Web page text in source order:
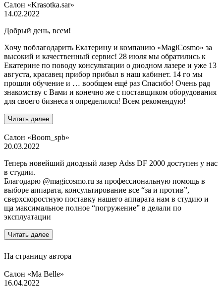
Салон «Krasotka.sar»
14.02.2022
Добрый день, всем!
Хочу поблагодарить Екатерину и компанию «MagiCosmo» за
высокий и качественный сервис! 28 июля мы обратились к
Екатерине по поводу консультации о диодном лазере и уже 13
августа, красавец прибор прибыл в наш кабинет. 14 го мы
прошли обучение и … вообщем ещё раз Спасибо! Очень рад
знакомству с Вами и конечно же с поставщиком оборудования
для своего бизнеса я определился! Всем рекомендую!
Читать далее
Салон «Boom_spb»
20.03.2022
Теперь новейший диодный лазер Adss DF 2000 доступен у нас
в студии.
Благодарю @magicosmo.ru за профессиональную помощь в
выборе аппарата, консультирование все “за и против”,
сверхскоростную поставку нашего аппарата нам в студию и
ща максимальное полное “погружение” в делали по
эксплуатации
Читать далее
На страницу автора
Салон «Ma Belle»
16.04.2022